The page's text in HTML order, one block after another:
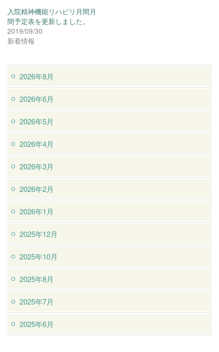
入院精神機能リハビリ月間月
間予定表を更新しました。
2019/09/30
新着情報
2026年8月
2026年6月
2026年5月
2026年4月
2026年3月
2026年2月
2026年1月
2025年12月
2025年10月
2025年8月
2025年7月
2025年6月